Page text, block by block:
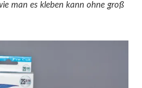
man es kleben kann ohne groß